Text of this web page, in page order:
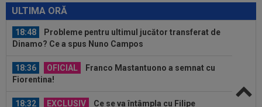
ULTIMA ORĂ
18:48
Probleme pentru ultimul jucător transferat de
18:36 OFICIAL
Franco Mastantuono a semnat cu
18:32 EXCLUSIV